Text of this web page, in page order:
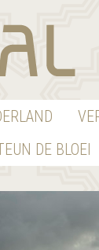
DE BLOEI